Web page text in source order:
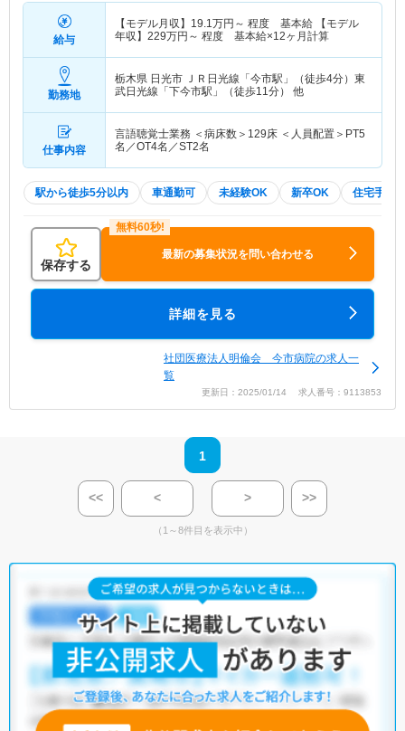
給与
【モデル月収】 19.1万円～ 程度 基本給 【モデル
年収】 229万円～ 程度 基本給×12ヶ月計算
勤務地
栃木県 日光市 ＪＲ日光線「今市駅」（徒歩4分）東
武日光線「下今市駅」（徒歩11分） 他
仕事内容
言語聴覚士業務 ＜病床数＞129床 ＜人員配置＞PT5
名／OT4名／ST2名
駅から徒歩5分以内 車通勤可 未経験OK 新卒OK 住宅手当
保存する
最新の募集状況を問い合わせる
詳細を見る
社団医療法人明倫会 今市病院の求人一
覧
更新日：2025/01/14 求人番号：9113853
1
<< < > >>
（1～8件目を表示中）